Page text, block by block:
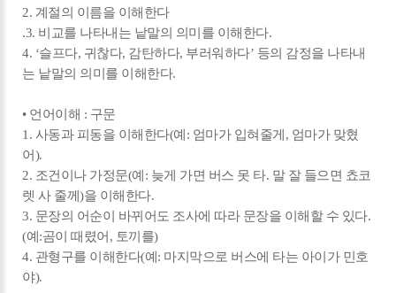
2. 계절의 이름을 이해한다
.3. 비교를 나타내는 낱말의 의미를 이해한다.
4. ‘슬프다, 귀찮다, 감탄하다, 부러워하다’ 등의 감정을 나타내
는 낱말의 의미를 이해한다.
• 언어이해 : 구문
1. 사동과 피동을 이해한다(예: 엄마가 입혀줄게, 엄마가 맞혔
어).
2. 조건이나 가정문(예: 늦게 가면 버스 못 타. 말 잘 들으면 쵸코
렛 사 줄께)을 이해한다.
3. 문장의 어순이 바뀌어도 조사에 따라 문장을 이해할 수 있다.
(예:곰이 때렸어, 토끼를)
4. 관형구를 이해한다(예: 마지막으로 버스에 타는 아이가 민호
야).